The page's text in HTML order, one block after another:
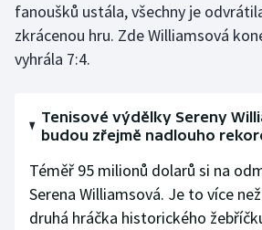
fanoušků ustála, všechny je
zkrácenou hru. Zde Williamsová
vyhrála 7:4.
Tenisové výdělky Sereny
budou zřejmě nadlouho
Téměř 95 milionů dolarů si na
Serena Williamsová. Je to více
druhá hráčka historického